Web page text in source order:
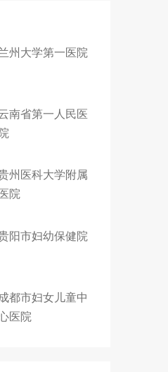
州大学第一医院
南省第一人民医
州医科大学附属
院
阳市妇幼保健院
成都市妇女儿童中
医院